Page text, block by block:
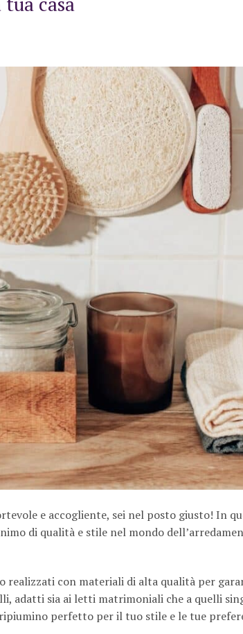
e accogliente, sei nel posto giusto! In
di qualità e stile nel mondo
realizzati con materiali di alta qualità per
adatti sia ai letti matrimoniali che a quelli
perfetto per il tuo stile e le tue